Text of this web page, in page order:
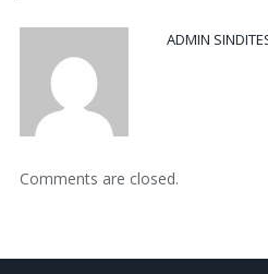
ADMIN
Comments are closed.